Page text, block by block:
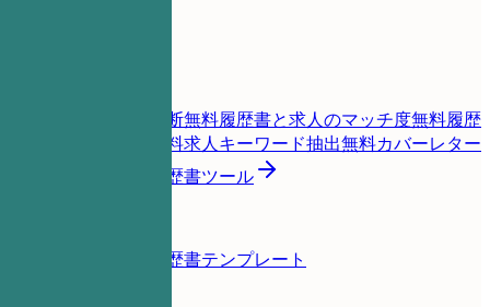
履歴書スコア即時診断無料履歴書と求人のマッチ度無料履歴
無料求人キーワード抽出無料カバーレター
すべての履歴書ツール
履歴書テンプレート